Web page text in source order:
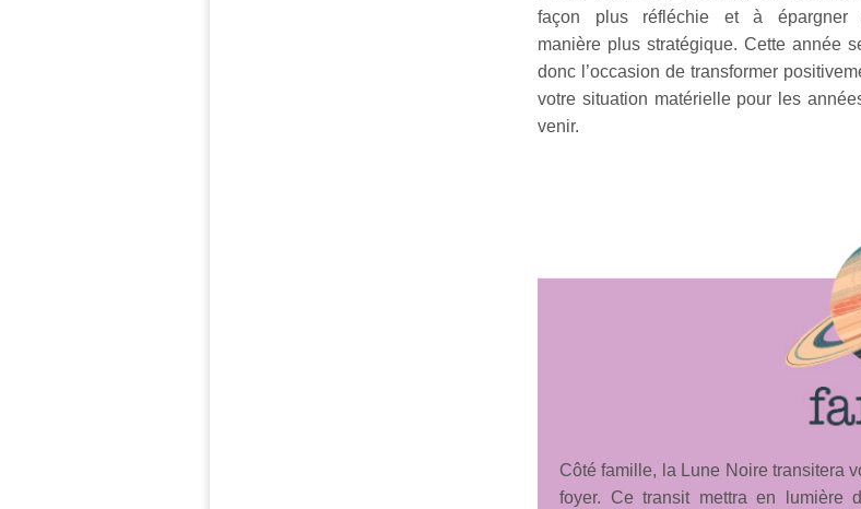
façon plus réfléchie et à épargner
manière plus stratégique. Cette année
donc l’occasion de transformer
votre situation matérielle pour les
venir.
Côté famille, la Lune Noire transitera
foyer. Ce transit mettra en lumière